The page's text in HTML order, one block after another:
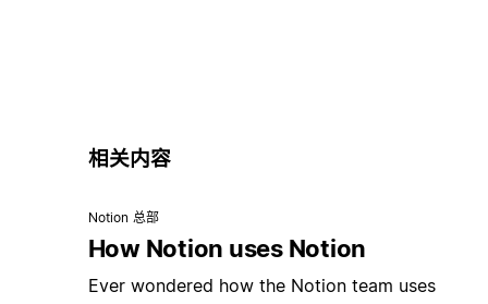
相关内容
Notion 总部
How Notion uses Notion
Ever wondered how the Notion team uses